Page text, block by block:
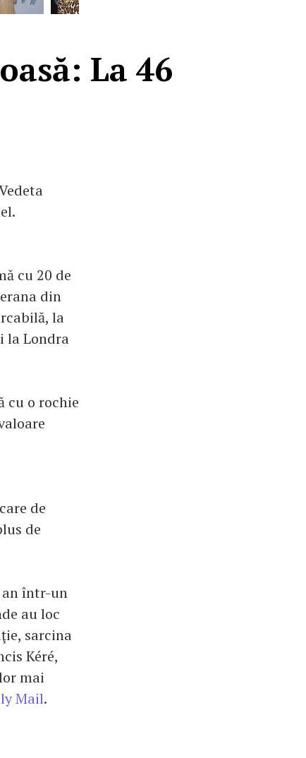
La 46
cu 20 de
din
la
la Londra
cu o rochie
de
de
an într-un
au loc
sarcina
Kéré,
mai
Mail.